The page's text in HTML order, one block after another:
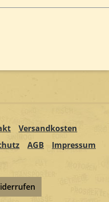
Versandkosten
AGB Impressum